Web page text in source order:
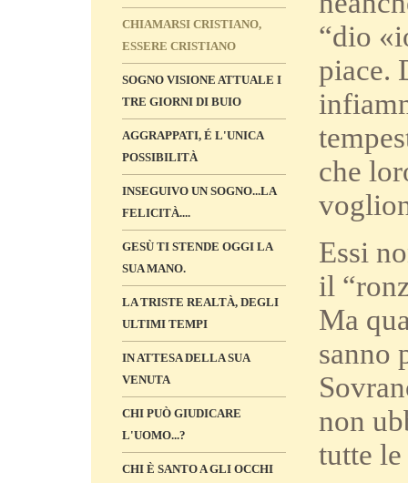
CHIAMARSI CRISTIANO,
ESSERE CRISTIANO
SOGNO VISIONE ATTUALE I
TRE GIORNI DI BUIO
AGGRAPPATI, É L'UNICA
POSSIBILITÀ
INSEGUIVO UN SOGNO...LA
FELICITÀ....
GESÙ TI STENDE OGGI LA
SUA MANO.
LA TRISTE REALTÀ, DEGLI
ULTIMI TEMPI
IN ATTESA DELLA SUA
VENUTA
CHI PUÒ GIUDICARE
L'UOMO...?
CHI È SANTO A GLI OCCHI
“dio
piace.
che
Essi
il
Ma
sanno
non
tutte